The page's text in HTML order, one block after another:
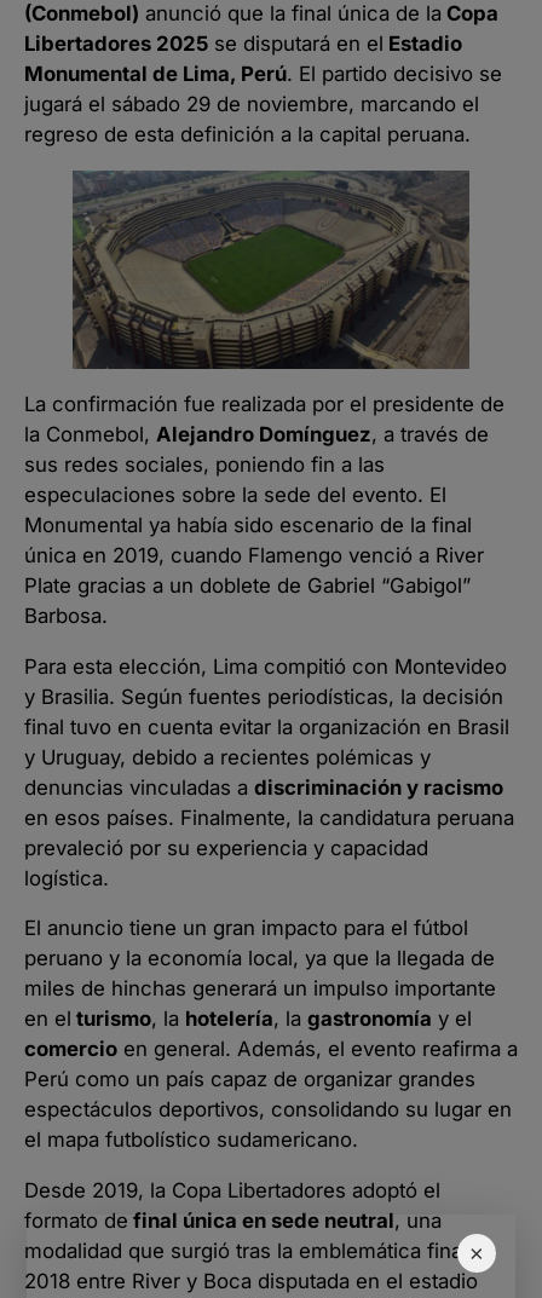
×
(Conmebol) anunció que la final única de la Copa
Libertadores 2025 se disputará en el Estadio
Monumental de Lima, Perú. El partido decisivo se
jugará el sábado 29 de noviembre, marcando el
regreso de esta definición a la capital peruana.
La confirmación fue realizada por el presidente de
la Conmebol, Alejandro Domínguez, a través de
sus redes sociales, poniendo fin a las
especulaciones sobre la sede del evento. El
Monumental ya había sido escenario de la final
única en 2019, cuando Flamengo venció a River
Plate gracias a un doblete de Gabriel “Gabigol”
Barbosa.
Para esta elección, Lima compitió con Montevideo
y Brasilia. Según fuentes periodísticas, la decisión
final tuvo en cuenta evitar la organización en Brasil
y Uruguay, debido a recientes polémicas y
denuncias vinculadas a discriminación y racismo
en esos países. Finalmente, la candidatura peruana
prevaleció por su experiencia y capacidad
logística.
El anuncio tiene un gran impacto para el fútbol
peruano y la economía local, ya que la llegada de
miles de hinchas generará un impulso importante
en el turismo, la hotelería, la gastronomía y el
comercio en general. Además, el evento reafirma a
Perú como un país capaz de organizar grandes
espectáculos deportivos, consolidando su lugar en
el mapa futbolístico sudamericano.
Desde 2019, la Copa Libertadores adoptó el
formato de final única en sede neutral, una
modalidad que surgió tras la emblemática final de
2018 entre River y Boca disputada en el estadio